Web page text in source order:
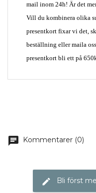
mail inom 24h! Är det
Vill du kombinera olika
presentkort fixar vi det,
beställning eller maila
presentkort bli ett på
chat Kommentarer (0)
edit Bli först